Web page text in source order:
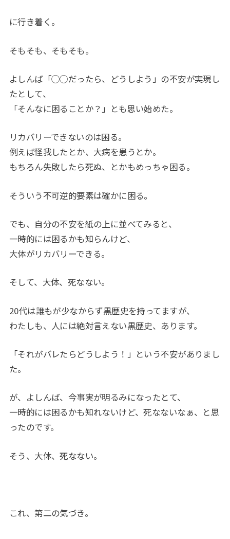
に行き着く。
そもそも、そもそも。
よしんば「◯◯だったら、どうしよう」の不安が実現し
たとして、
「そんなに困ることか？」とも思い始めた。
リカバリーできないのは困る。
例えば怪我したとか、大病を患うとか。
もちろん失敗したら死ぬ、とかもめっちゃ困る。
そういう不可逆的要素は確かに困る。
でも、自分の不安を紙の上に並べてみると、
一時的には困るかも知らんけど、
大体がリカバリーできる。
そして、大体、死なない。
20代は誰もが少なからず黒歴史を持ってますが、
わたしも、人には絶対言えない黒歴史、あります。
「それがバレたらどうしよう！」という不安がありまし
た。
が、よしんば、今事実が明るみになったとて、
一時的には困るかも知れないけど、死なないなぁ、と思
ったのです。
そう、大体、死なない。
これ、第二の気づき。